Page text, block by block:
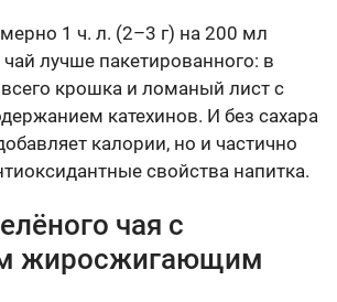
1 ч. л. (2–3 г) на 200 мл
лучше пакетированного: в
крошка и ломаный лист с
катехинов. И без сахара
калории, но и частично
свойства напитка.
чая с
жиросжигающим